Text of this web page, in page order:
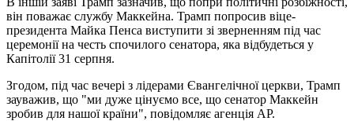
він поважає службу Маккейна. Трамп попросив віце-
президента Майка Пенса виступити зі зверненням під час
церемонії на честь спочилого сенатора, яка відбудеться у
Капітолії 31 серпня.
Згодом, під час вечері з лідерами Євангелічної церкви, Трамп
зауважив, що "ми дуже цінуємо все, що сенатор Маккейн
зробив для нашої країни", повідомляє агенція AP.